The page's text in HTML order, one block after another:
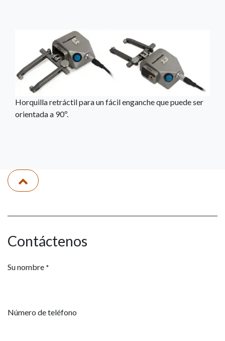
Horquilla retráctil para un fácil enganche que puede ser
orientada a 90º.
Contáctenos
Su nombre *
Número de teléfono